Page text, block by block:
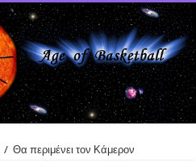
/ Θα περιμένει τον Κάμερον